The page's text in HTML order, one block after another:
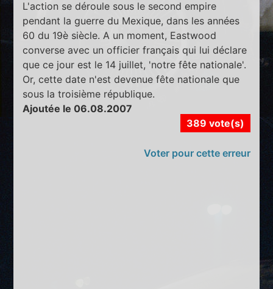
L'action se déroule sous le second empire
pendant la guerre du Mexique, dans les années
60 du 19è siècle. A un moment, Eastwood
converse avec un officier français qui lui déclare
que ce jour est le 14 juillet, 'notre fête nationale'.
Or, cette date n'est devenue fête nationale que
sous la troisième république.
Ajoutée le 06.08.2007
389 vote(s)
Voter pour cette erreur